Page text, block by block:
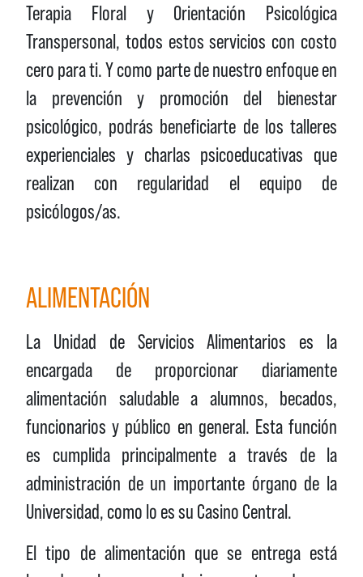
Terapia Floral y Orientación Psicológica
Transpersonal, todos estos servicios con costo
cero para ti. Y como parte de nuestro enfoque en
la prevención y promoción del bienestar
psicológico, podrás beneficiarte de los talleres
experienciales y charlas psicoeducativas que
realizan con regularidad el equipo de
psicólogos/as.
ALIMENTACIÓN
La Unidad de Servicios Alimentarios es la
encargada de proporcionar diariamente
alimentación saludable a alumnos, becados,
funcionarios y público en general. Esta función
es cumplida principalmente a través de la
administración de un importante órgano de la
Universidad, como lo es su Casino Central.
El tipo de alimentación que se entrega está